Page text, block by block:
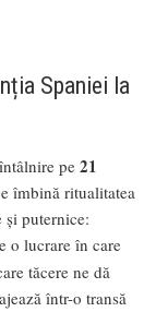
Spaniei la
pe 21
îmbină ritualitatea
și puternice:
e o lucrare în care
tăcere ne dă
într-o transă